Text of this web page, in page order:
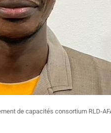
de capacités consortium RLD-